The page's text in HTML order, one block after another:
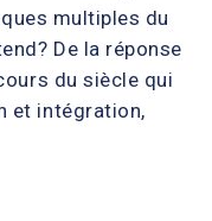
multiples du
De la réponse
du siècle qui
et intégration,